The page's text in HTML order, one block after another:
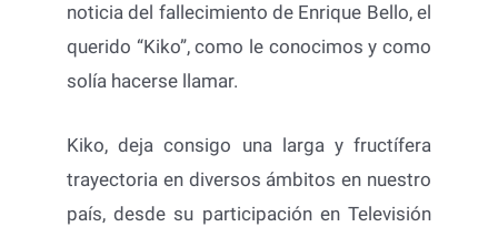
noticia del fallecimiento de Enrique Bello, el
querido “Kiko”, como le conocimos y como
solía hacerse llamar.
Kiko, deja consigo una larga y fructífera
trayectoria en diversos ámbitos en nuestro
país, desde su participación en Televisión